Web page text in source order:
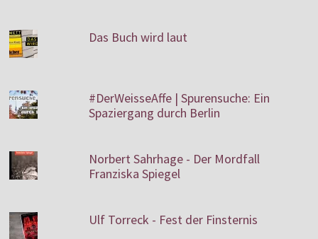
Das Buch wird laut
#DerWeisseAffe | Spurensuche: Ein
Spaziergang durch Berlin
Norbert Sahrhage - Der Mordfall
Franziska Spiegel
Ulf Torreck - Fest der Finsternis